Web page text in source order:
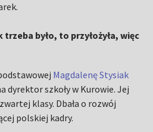
było, to przyłożyła, więc
Magdalenę Stysiak
dyrektor szkoły w Kurowie. Jej
klasy. Dbała o rozwój
polskiej kadry.